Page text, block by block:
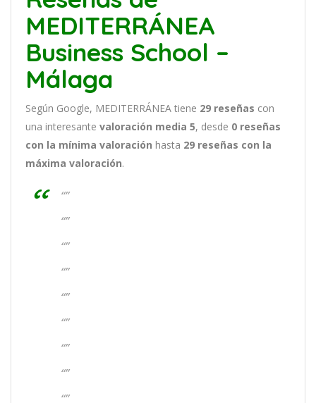
MEDITERRÁNEA
Business School –
Málaga
Según Google, MEDITERRÁNEA tiene 29 reseñas con
una interesante valoración media 5, desde 0 reseñas
con la mínima valoración hasta 29 reseñas con la
máxima valoración.
“”
“”
“”
“”
“”
“”
“”
“”
“”